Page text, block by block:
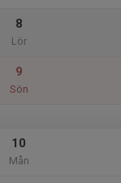
8
Lör
9
Sön
10
Mån